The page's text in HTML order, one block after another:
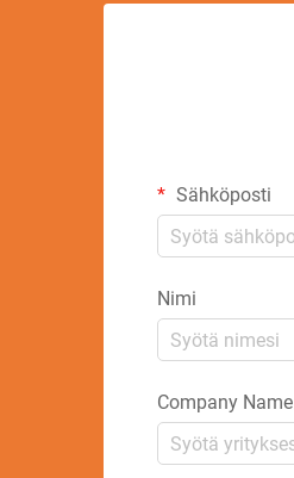
Sähköposti
Nimi
Company Name